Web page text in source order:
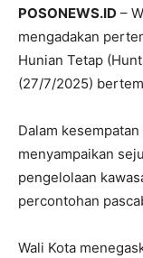
POSONEWS.ID –
mengadakan
Hunian Tetap
(27/7/2025)
Dalam
menyampaikan
pengelolaan
percontohan
Wali Kota